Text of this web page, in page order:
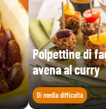
Polpettine di
avena al curry
Di media difficoltà